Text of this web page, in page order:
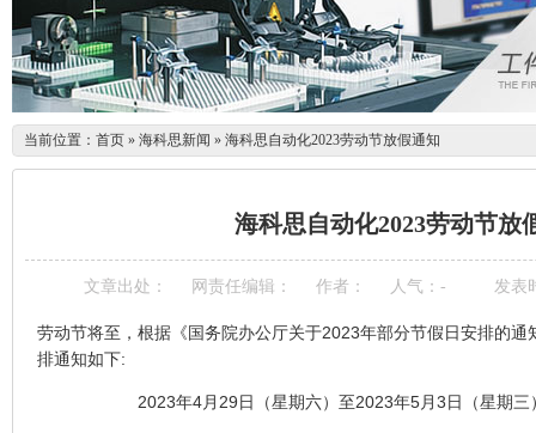
当前位置： 首页 » 海科思新闻 » 海科思自动化2023劳动节放假通知
海科思自动化2023劳动节放
文章出处： 网责任编辑： 作者： 人气： - 发表
劳动节将至，根据《国务院办公厅关于2023年部分节假日安排的
排通知如下:
2023年4月29日（星期六）至2023年5月3日（星期三